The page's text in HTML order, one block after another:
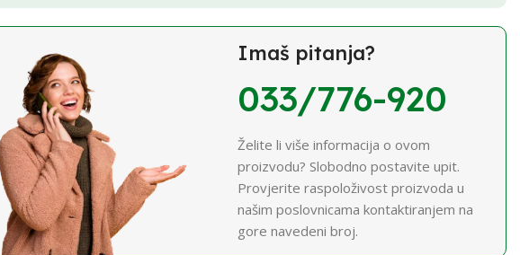
Imaš pitanja?
033/776-920
Želite li više informacija o ovom
proizvodu? Slobodno postavite upit.
Provjerite raspoloživost proizvoda u
našim poslovnicama kontaktiranjem na
gore navedeni broj.